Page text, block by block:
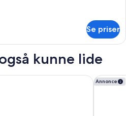
Se priser
kunne lide
Melbourne Palm BayAnnonce